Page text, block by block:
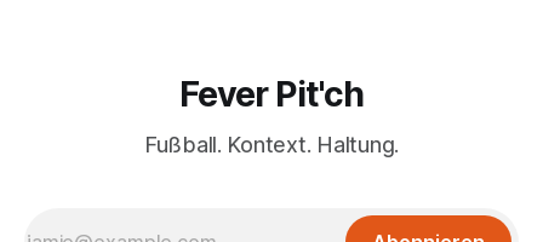
Fever Pit'ch
Fußball. Kontext. Haltung.